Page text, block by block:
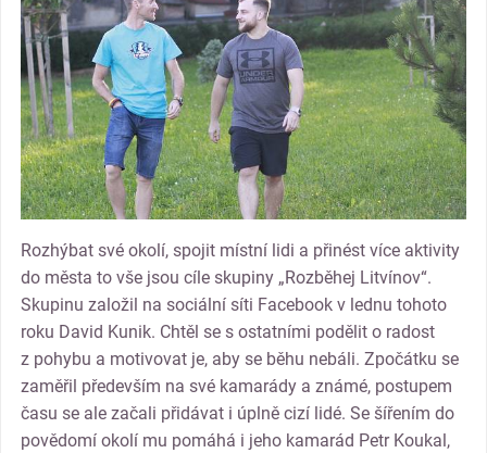
Rozhýbat své okolí, spojit místní lidi a přinést více aktivity
do města to vše jsou cíle skupiny „Rozběhej Litvínov“.
Skupinu založil na sociální síti Facebook v lednu tohoto
roku David Kunik. Chtěl se s ostatními podělit o radost
z pohybu a motivovat je, aby se běhu nebáli. Zpočátku se
zaměřil především na své kamarády a známé, postupem
času se ale začali přidávat i úplně cizí lidé. Se šířením do
povědomí okolí mu pomáhá i jeho kamarád Petr Koukal,